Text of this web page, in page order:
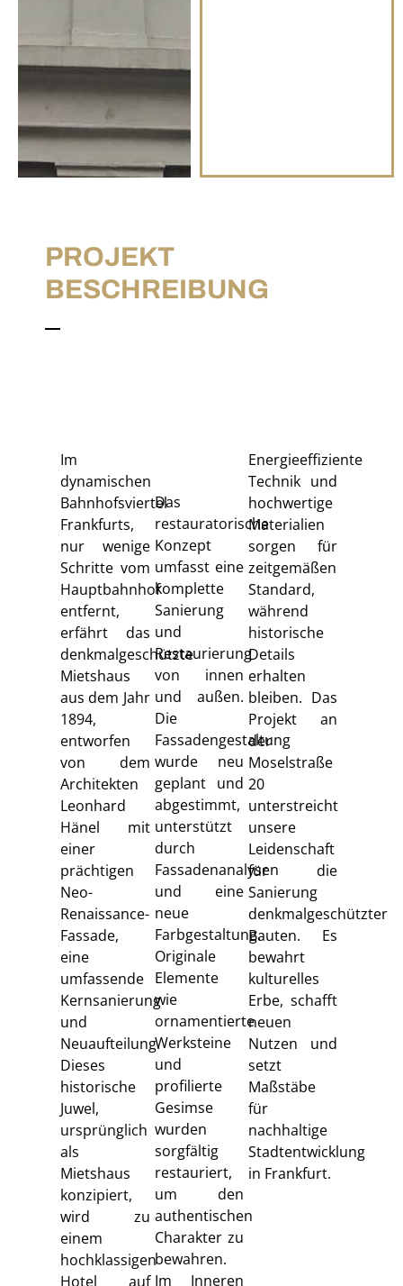
PROJEKT
BESCHREIBUNG
Im
dynamischen
Bahnhofsviertel
Frankfurts,
nur wenige
Schritte vom
Hauptbahnhof
entfernt,
erfährt das
denkmalgeschützte
Mietshaus
aus dem Jahr
1894,
entworfen
von dem
Architekten
Leonhard
Hänel mit
einer
prächtigen
Neo-
Renaissance-
Fassade,
eine
umfassende
Kernsanierung
und
Neuaufteilung.
Dieses
historische
Juwel,
ursprünglich
als
Mietshaus
konzipiert,
wird zu
einem
hochklassigen
Hotel auf
Das
restauratorische
Konzept
umfasst eine
komplette
Sanierung
und
Restaurierung
von innen
und außen.
Die
Fassadengestaltung
wurde neu
geplant und
abgestimmt,
unterstützt
durch
Fassadenanalysen
und eine
neue
Farbgestaltung.
Originale
Elemente
wie
ornamentierte
Werksteine
und
profilierte
Gesimse
wurden
sorgfältig
restauriert,
um den
authentischen
Charakter zu
bewahren.
Im Inneren
Energieeffiziente
Technik und
hochwertige
Materialien
sorgen für
zeitgemäßen
Standard,
während
historische
Details
erhalten
bleiben. Das
Projekt an
der
Moselstraße
20
unterstreicht
unsere
Leidenschaft
für die
Sanierung
denkmalgeschützter
Bauten. Es
bewahrt
kulturelles
Erbe, schafft
neuen
Nutzen und
setzt
Maßstäbe
für
nachhaltige
Stadtentwicklung
in Frankfurt.